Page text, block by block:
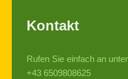
Kontakt
Rufen Sie einfach an unter
+43 6509808625